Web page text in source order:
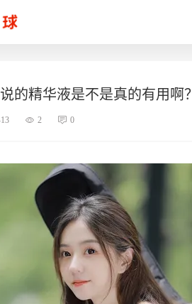
的精华液是不是真的有用啊？
2 0